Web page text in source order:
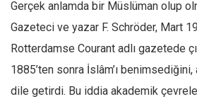
Gerçek anlamda bir Müslüman olup
Gazeteci ve yazar F. Schröder, Mart
Rotterdamse Courant adlı gazetede
1885’ten sonra İslâm’ı
dile getirdi. Bu iddia akademik